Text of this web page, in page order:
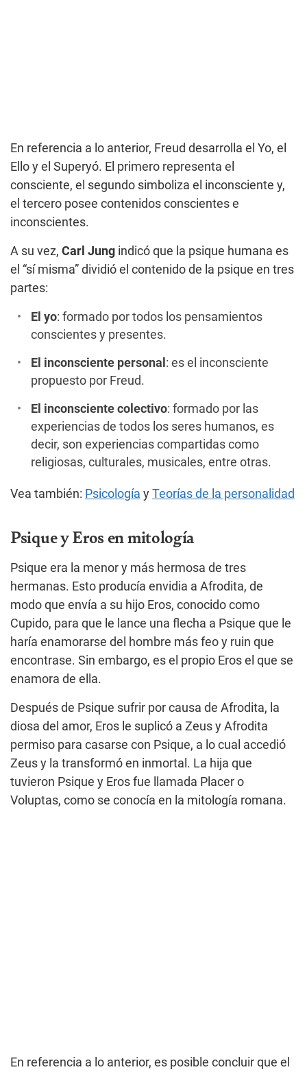
En referencia a lo anterior, Freud desarrolla el Yo, el
Ello y el Superyó. El primero representa el
consciente, el segundo simboliza el inconsciente y,
el tercero posee contenidos conscientes e
inconscientes.
A su vez, Carl Jung indicó que la psique humana es
el “sí misma” dividió el contenido de la psique en tres
partes:
El yo: formado por todos los pensamientos
conscientes y presentes.
El inconsciente personal : es el inconsciente
propuesto por Freud.
El inconsciente colectivo: formado por las
experiencias de todos los seres humanos, es
decir, son experiencias compartidas como
religiosas, culturales, musicales, entre otras.
Vea también: Psicología y Teorías de la personalidad
Psique y Eros en mitología
Psique era la menor y más hermosa de tres
hermanas. Esto producía envidia a Afrodita, de
modo que envía a su hijo Eros, conocido como
Cupido, para que le lance una flecha a Psique que le
haría enamorarse del hombre más feo y ruin que
encontrase. Sin embargo, es el propio Eros el que se
enamora de ella.
Después de Psique sufrir por causa de Afrodita, la
diosa del amor, Eros le suplicó a Zeus y Afrodita
permiso para casarse con Psique, a lo cual accedió
Zeus y la transformó en inmortal. La hija que
tuvieron Psique y Eros fue llamada Placer o
Voluptas, como se conocía en la mitología romana.
En referencia a lo anterior, es posible concluir que el